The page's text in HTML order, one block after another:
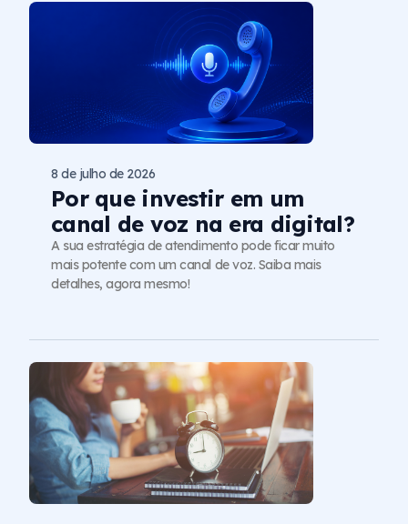
Por que investir em um
canal de voz na era digital?
8 de julho de 2026
A sua estratégia de atendimento pode ficar muito
mais potente com um canal de voz. Saiba mais
detalhes, agora mesmo!